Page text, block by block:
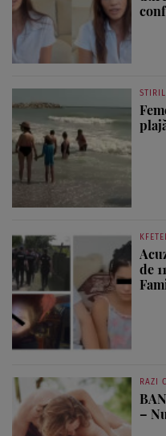
de
RAZI
–